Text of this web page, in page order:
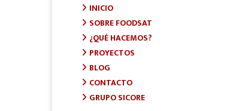
INICIO
SOBRE FOODSAT
¿QUÉ HACEMOS?
PROYECTOS
BLOG
CONTACTO
GRUPO SICORE